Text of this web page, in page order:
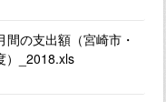
の支出額（宮崎市・
）_2018.xls